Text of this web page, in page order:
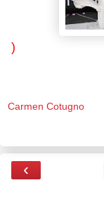
)
Carmen Cotugno
‹